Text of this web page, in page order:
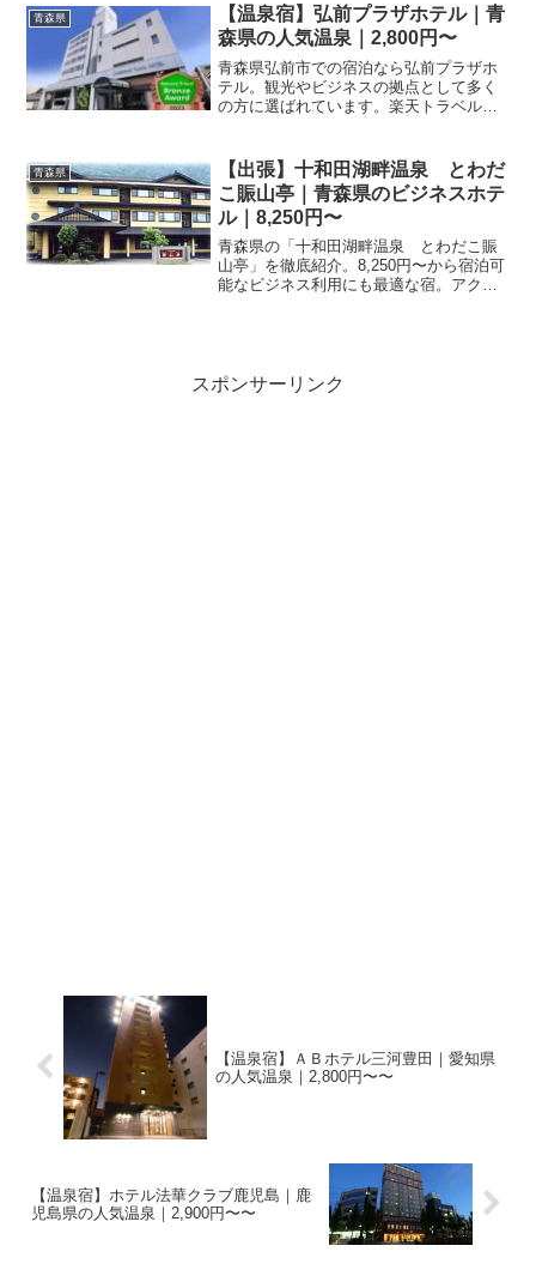
ランも多数掲載中です。
青森県
【温泉宿】弘前プラザホテル｜青
森県の人気温泉｜2,800円〜
青森県弘前市での宿泊なら弘前プラザホ
テル。観光やビジネスの拠点として多く
の方に選ばれています。楽天トラベルか
宿泊料金はページ内でご確認いただけま
す。
青森県
【出張】十和田湖畔温泉 とわだ
こ賑山亭｜青森県のビジネスホテ
ル｜8,250円〜
青森県の「十和田湖畔温泉 とわだこ賑
山亭」を徹底紹介。8,250円〜から宿泊可
能なビジネス利用にも最適な宿。アクセ
スポンサーリンク
【温泉宿】ＡＢホテル三河豊田｜愛知県
の人気温泉｜2,800円〜〜
【温泉宿】ホテル法華クラブ鹿児島｜鹿
児島県の人気温泉｜2,900円〜〜